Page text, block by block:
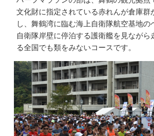
文化財に指定されている赤れんが倉庫群
し、舞鶴湾に臨む海上自衛隊航空基地の
自衛隊岸壁に停泊する護衛艦を見ながら
る全国でも類をみないコースです。